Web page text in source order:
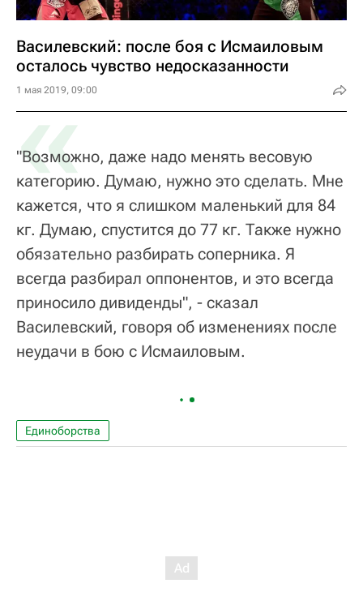
Василевский: после боя с Исмаиловым
осталось чувство недосказанности
1 мая 2019, 09:00
«
"Возможно, даже надо менять весовую
категорию. Думаю, нужно это сделать. Мне
кажется, что я слишком маленький для 84
кг. Думаю, спустится до 77 кг. Также нужно
обязательно разбирать соперника. Я
всегда разбирал оппонентов, и это всегда
приносило дивиденды", - сказал
Василевский, говоря об изменениях после
неудачи в бою с Исмаиловым.
Единоборства